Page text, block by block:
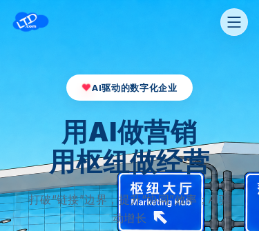
❤AI驱动的数字化企业
用AI做营销
用枢纽做经营
打破“链接”边界，提升“协同”效率；AI驱
动增长